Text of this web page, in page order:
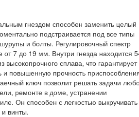
гнездом способен заменить целый
подстраивается под все типы
и болты. Регулировочный спектр
7 до 19 мм. Внутри гнезда находится
высокопрочного сплава, что гарантирует
и повышенную прочность
ключ позволит решать задачи
ремонте в доме, устранении
. Он способен с легкостью выкручивать
и винты.